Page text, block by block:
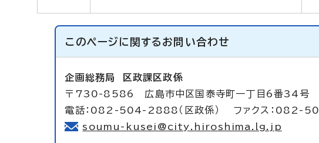
このページに関する お問い合わせ
企画総務局
区政課区政係
〒730-8586 広島市中区国泰寺町一丁目6番34号
電話：082-504-2888（区政係） ファクス：082-
soumu-kusei@city.hiroshima.lg.jp